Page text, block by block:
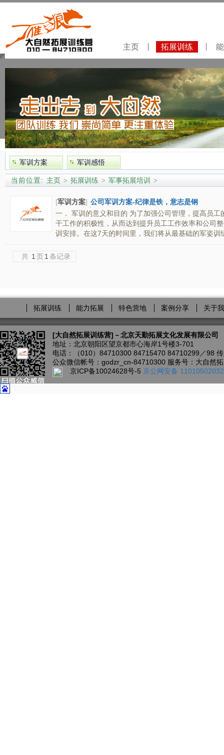
主页 拓展训练
军训方案 军训感悟
当前位置: 主页 > 拓展训练 > 军事拓展培训 >
[军训方案] 公司军训方案-纪律是铁，意志是钢
一． 军训的意义和目的 为了加强公司管理，提高员
干工作的积极性，从而达到提升员工工作效率和公司
训安排。在这7天的时间里，我们将从最基础的军姿训
共 1 页1 条记录
拓展训练 能力拓展 特色营地 案例分享 关于
[大自然拓展训练营] －北京天勤拓展文化发展有限公司
地址：北京朝阳区望京都市心海岸1号楼3-701
电话：（010）84710300 84715470 84710299／98
公众微信帐号：godzr_cn-84710300 服务号：大自然
京ICP备10024628号-5 京公网安备